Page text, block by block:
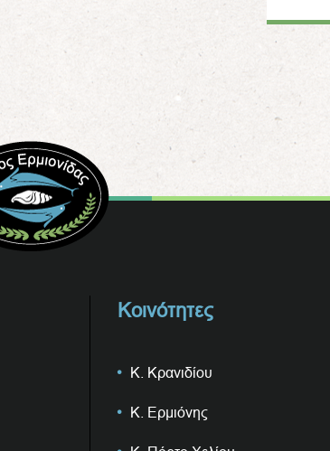
Κοινότητες
Κ. Κρανιδίου
Κ. Ερμιόνης